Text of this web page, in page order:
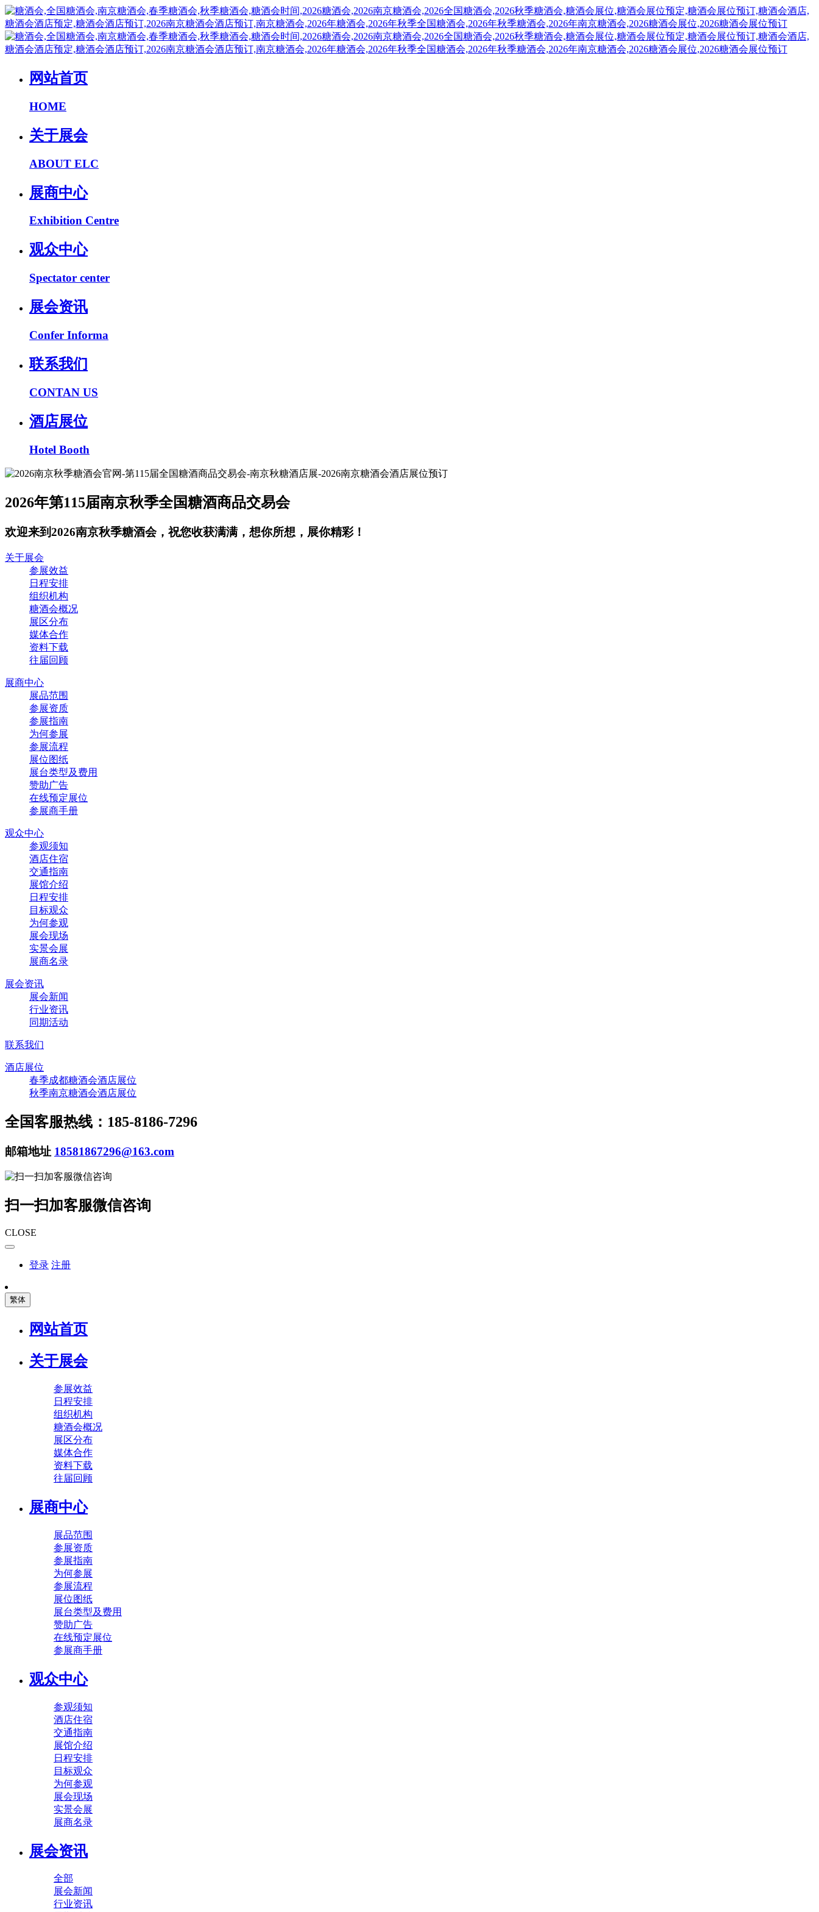
网站首页
HOME
关于展会
ABOUT ELC
展商中心
Exhibition Centre
观众中心
Spectator center
展会资讯
Confer Informa
联系我们
CONTAN US
酒店展位
Hotel Booth
2026年第115届南京秋季全国糖酒商品交易会
欢迎来到2026南京秋季糖酒会，祝您收获满满，想你所想，展你精彩！
关于展会
参展效益
日程安排
组织机构
糖酒会概况
展区分布
媒体合作
资料下载
往届回顾
展商中心
展品范围
参展资质
参展指南
为何参展
参展流程
展位图纸
展台类型及费用
赞助广告
在线预定展位
参展商手册
观众中心
参观须知
酒店住宿
交通指南
展馆介绍
日程安排
目标观众
为何参观
展会现场
实景会展
展商名录
展会资讯
展会新闻
行业资讯
同期活动
联系我们
酒店展位
春季成都糖酒会酒店展位
秋季南京糖酒会酒店展位
全国客服热线：185-8186-7296
邮箱地址 18581867296@163.com
扫一扫加客服微信咨询
CLOSE
登录 注册
繁体
网站首页
关于展会
参展效益
日程安排
组织机构
糖酒会概况
展区分布
媒体合作
资料下载
往届回顾
展商中心
展品范围
参展资质
参展指南
为何参展
参展流程
展位图纸
展台类型及费用
赞助广告
在线预定展位
参展商手册
观众中心
参观须知
酒店住宿
交通指南
展馆介绍
日程安排
目标观众
为何参观
展会现场
实景会展
展商名录
展会资讯
全部
展会新闻
行业资讯